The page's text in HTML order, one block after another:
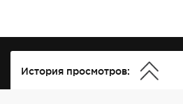
История просмотров: